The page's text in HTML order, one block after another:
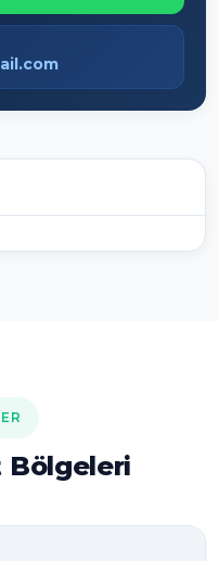
Bölgeleri